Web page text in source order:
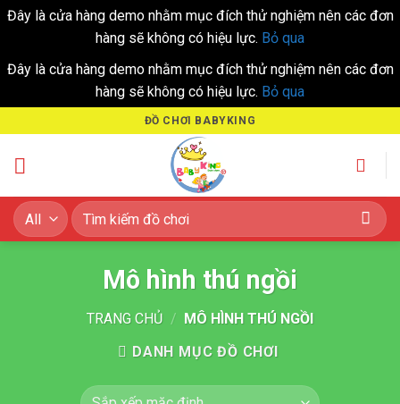
Đây là cửa hàng demo nhằm mục đích thử nghiệm nên các đơn
hàng sẽ không có hiệu lực. Bỏ qua
Đây là cửa hàng demo nhằm mục đích thử nghiệm nên các đơn
hàng sẽ không có hiệu lực. Bỏ qua
to
content
ĐỒ CHƠI BABYKING
Tìm
kiếm:
Mô hình thú ngồi
TRANG CHỦ / MÔ HÌNH THÚ NGỒI
DANH MỤC ĐỒ CHƠI